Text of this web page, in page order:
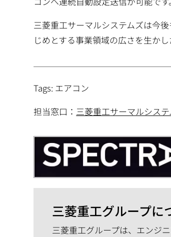
三菱重工サーマルシステムズは今
じめとする事業領域の広さを生か
Tags: エアコン
担当窓口： 三菱重工サーマルシス
三菱重工グループに
三菱重工グループは、エンジ